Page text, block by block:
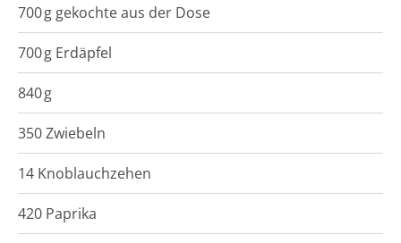
700g gekochte aus der Dose
700g Erdäpfel
840g
350 Zwiebeln
14 Knoblauchzehen
420 Paprika